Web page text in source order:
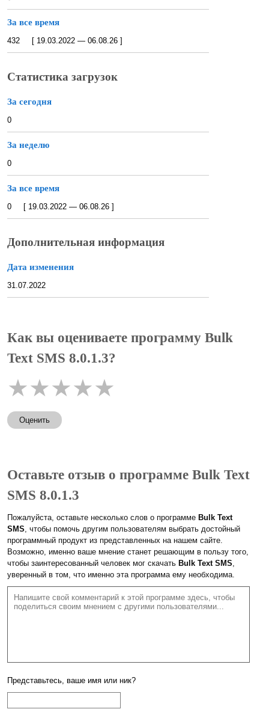
За все время
432 [ 19.03.2022 — 06.08.26 ]
Статистика загрузок
За сегодня
0
За неделю
0
За все время
0 [ 19.03.2022 — 06.08.26 ]
Дополнительная информация
Дата изменения
31.07.2022
Как вы оцениваете программу Bulk
Text SMS 8.0.1.3?
★★★★★
Оценить
Оставьте отзыв о программе Bulk Text
SMS 8.0.1.3
Пожалуйста, оставьте несколько слов о программе Bulk Text
SMS, чтобы помочь другим пользователям выбрать достойный
программный продукт из представленных на нашем сайте.
Возможно, именно ваше мнение станет решающим в пользу того,
чтобы заинтересованный человек мог скачать Bulk Text SMS,
уверенный в том, что именно эта программа ему необходима.
Представьтесь, ваше имя или ник?